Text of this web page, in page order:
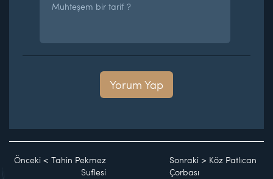
Muhteşem bir tarif ?
Yorum Yap
Önceki < Tahin Pekmez
Suflesi
Sonraki > Köz Patlıcan
Çorbası